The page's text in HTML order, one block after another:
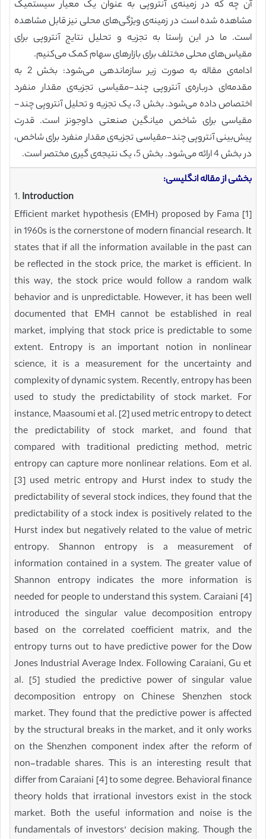
آن چه که در زمینه‌ی آنتروپی به عنوان یک معیار سیستمیک
مشاهده شده است در زمینه‌ی ویژگی‌های محلی نیز قابل مشاهده
است. ما در این راستا به تجزیه و تحلیل نتایج آنتروپی برای
مقیاس‌های محلی مختلف برای بازارهای سهام کمک می‌کنیم.
ادامه‌ی مقاله به صورت زیر سازماندهی می‌شود: بخش 2 به
مقدمه‌ای درباره‌ی آنتروپی چند-مقیاسی تجزیه‌ی مقدار منفرد
اختصاص داده می‌شود. بخش 3، یک تجزیه و تحلیل آنتروپی چند-
مقیاسی برای شاخص میانگین صنعتی داوجونز است. قدرت
پیش‌بینی آنتروپی چند-مقیاسی تجزیه‌ی مقدار منفرد برای شاخص،
در بخش 4 ارائه می‌شود. بخش 5، یک نتیجه‌ی گیری مختصر است.
بخشی از مقاله انگلیسی:
1. Introduction
Efficient market hypothesis (EMH) proposed by Fama [1]
in 1960s is the cornerstone of modern financial research. It
states that if all the information available in the past can
be reflected in the stock price, the market is efficient. In
this way, the stock price would follow a random walk
behavior and is unpredictable. However, it has been well
documented that EMH cannot be established in real
market, implying that stock price is predictable to some
extent. Entropy is an important notion in nonlinear
science, it is a measurement for the uncertainty and
complexity of dynamic system. Recently, entropy has been
used to study the predictability of stock market. For
instance, Maasoumi et al. [2] used metric entropy to detect
the predictability of stock market, and found that
compared with traditional predicting method, metric
entropy can capture more nonlinear relations. Eom et al.
[3] used metric entropy and Hurst index to study the
predictability of several stock indices, they found that the
predictability of a stock index is positively related to the
Hurst index but negatively related to the value of metric
entropy. Shannon entropy is a measurement of
information contained in a system. The greater value of
Shannon entropy indicates the more information is
needed for people to understand this system. Caraiani [4]
introduced the singular value decomposition entropy
based on the correlated coefficient matrix, and the
entropy turns out to have predictive power for the Dow
Jones Industrial Average Index. Following Caraiani, Gu et
al. [5] studied the predictive power of singular value
decomposition entropy on Chinese Shenzhen stock
market. They found that the predictive power is affected
by the structural breaks in the market, and it only works
on the Shenzhen component index after the reform of
non-tradable shares. This is an interesting result that
differ from Caraiani [4] to some degree. Behavioral finance
theory holds that irrational investors exist in the stock
market. Both the useful information and noise is the
fundamentals of investors’ decision making. Though the